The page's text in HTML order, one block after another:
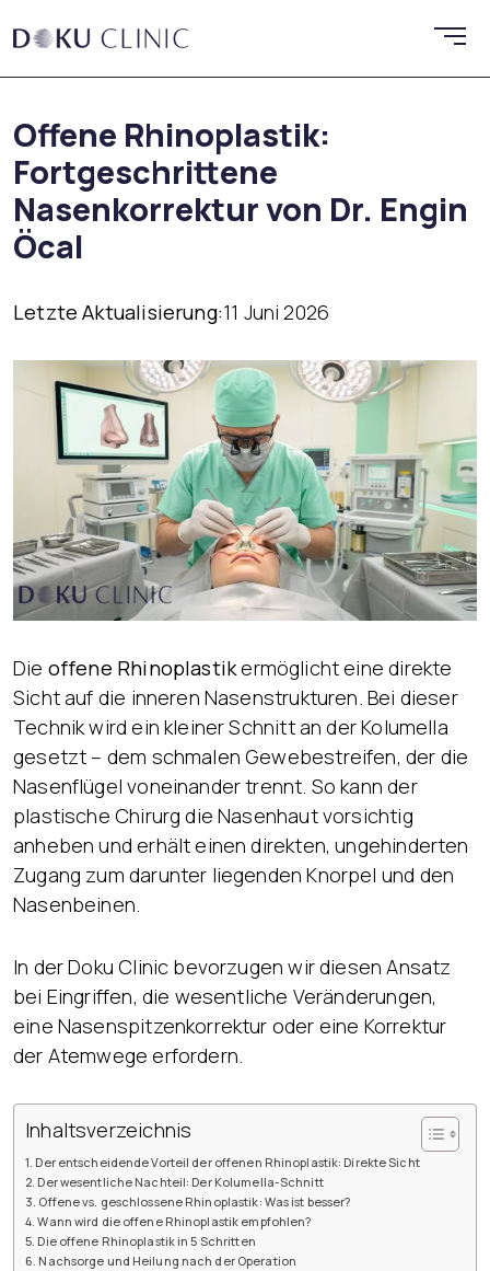
Offene Rhinoplastik:
Fortgeschrittene
Nasenkorrektur von Dr. Engin
Öcal
Letzte Aktualisierung:11 Juni 2026
Die offene Rhinoplastikermöglicht eine direkte
Sicht auf die inneren Nasenstrukturen. Bei dieser
Technik wird ein kleiner Schnitt an der Kolumella
gesetzt – dem schmalen Gewebestreifen, der die
Nasenflügel voneinander trennt. So kann der
plastische Chirurg die Nasenhaut vorsichtig
anheben und erhält einen direkten, ungehinderten
Zugang zum darunter liegenden Knorpel und den
Nasenbeinen.
In der Doku Clinic bevorzugen wir diesen Ansatz
bei Eingriffen, die wesentliche Veränderungen,
eine Nasenspitzenkorrektur oder eine Korrektur
der Atemwege erfordern.
Inhaltsverzeichnis
Der entscheidende Vorteil der offenen Rhinoplastik: Direkte Sicht
Der wesentliche Nachteil: Der Kolumella-Schnitt
Offene vs. geschlossene Rhinoplastik: Was ist besser?
Wann wird die offene Rhinoplastik empfohlen?
Die offene Rhinoplastik in 5 Schritten
Nachsorge und Heilung nach der Operation